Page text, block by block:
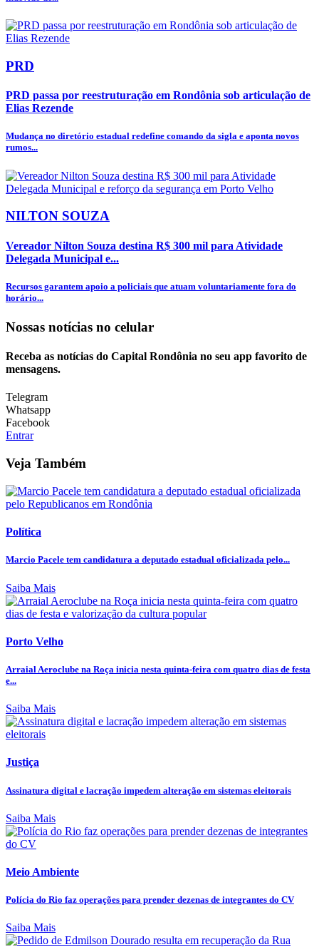
PRD
PRD passa por reestruturação em Rondônia sob articulação de
Elias Rezende
Mudança no diretório estadual redefine comando da sigla e aponta novos
rumos...
NILTON SOUZA
Vereador Nilton Souza destina R$ 300 mil para Atividade
Delegada Municipal e...
Recursos garantem apoio a policiais que atuam voluntariamente fora do
horário...
Nossas notícias no celular
Receba as notícias do Capital Rondônia no seu app favorito de
mensagens.
Telegram
Whatsapp
Facebook
Entrar
Veja Também
Política
Marcio Pacele tem candidatura a deputado estadual oficializada pelo...
Saiba Mais
Porto Velho
Arraial Aeroclube na Roça inicia nesta quinta-feira com quatro dias de festa
e...
Saiba Mais
Justiça
Assinatura digital e lacração impedem alteração em sistemas eleitorais
Saiba Mais
Meio Ambiente
Polícia do Rio faz operações para prender dezenas de integrantes do CV
Saiba Mais